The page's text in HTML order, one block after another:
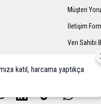
Müşteri
İletişim
Veri Sahibi
katıl, harcama yaptıkça